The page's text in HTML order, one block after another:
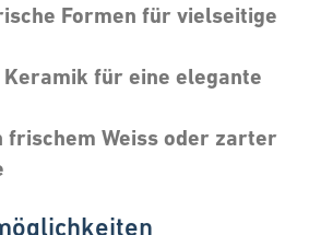
Formen für vielseitige
für eine elegante
frischem Weiss oder zarter